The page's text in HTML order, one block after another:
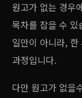
원고가 없는 경우
목차를 잡을 수 있
일만이 아니라,
과정입니다.
다만 원고가 없을